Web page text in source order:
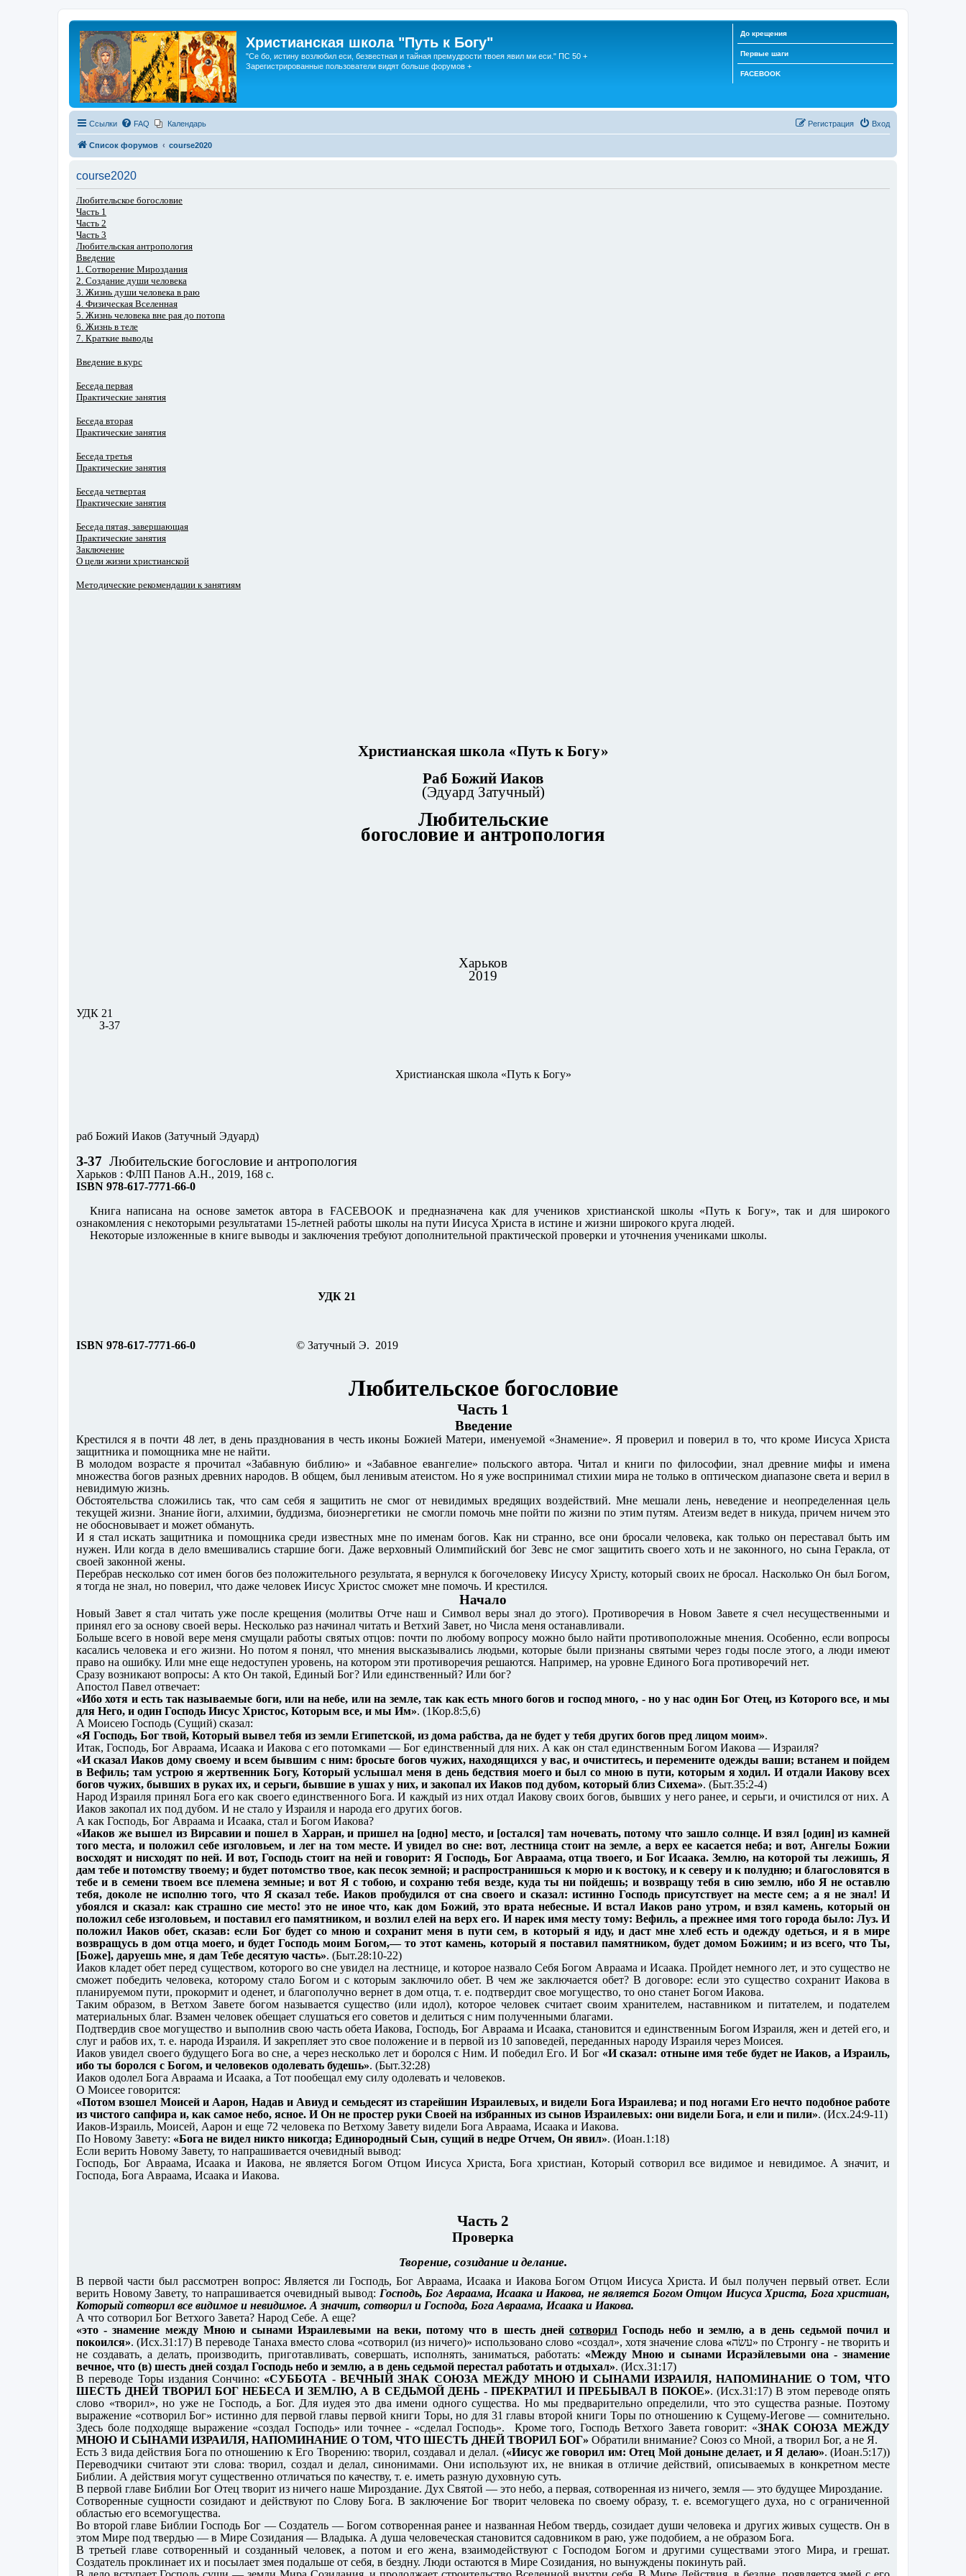
Христианская школа "Путь к Богу"
"Се бо, истину возлюбил еси, безвестная и тайная премудрости твоея явил ми еси." ПС 50 +
Зарегистрированные пользователи видят больше форумов +
До крещения
Первые шаги
FACEBOOK
Ссылки FAQ Календарь Вход
Регистрация
Список форумов course2020
course2020
Любительское богословие
Часть 1
Часть 2
Часть 3
Любительская антропология
Введение
1. Сотворение Мироздания
2. Создание души человека
3. Жизнь души человека в раю
4. Физическая Вселенная
5. Жизнь человека вне рая до потопа
6. Жизнь в теле
7. Краткие выводы
Введение в курс
Беседа первая
Практические занятия
Беседа вторая
Практические занятия
Беседа третья
Практические занятия
Беседа четвертая
Практические занятия
Беседа пятая, завершающая
Практические занятия
Заключение
О цели жизни христианской
Методические рекомендации к занятиям
Христианская школа «Путь к Богу»
Раб Божий Иаков
(Эдуард Затучный)
Любительские
богословие и антропология
Харьков
2019
УДК 21
З-37
Христианская школа «Путь к Богу»
раб Божий Иаков (Затучный Эдуард)
З-37 Любительские богословие и антропология
Харьков : ФЛП Панов А.Н., 2019, 168 с.
ISBN 978-617-7771-66-0
Книга написана на основе заметок автора в FACEBOOK и предназначена как для учеников христианской школы «Путь к Богу», так и для широкого
ознакомления с некоторыми результатами 15-летней работы школы на пути Иисуса Христа в истине и жизни широкого круга людей.
Некоторые изложенные в книге выводы и заключения требуют дополнительной практической проверки и уточнения учениками школы.
УДК 21
ISBN 978-617-7771-66-0 © Затучный Э. 2019
Любительское богословие
Часть 1
Введение
Крестился я в почти 48 лет, в день празднования в честь иконы Божией Матери, именуемой «Знамение». Я проверил и поверил в то, что кроме Иисуса Христа
защитника и помощника мне не найти.
В молодом возрасте я прочитал «Забавную библию» и «Забавное евангелие» польского автора. Читал и книги по философии, знал древние мифы и имена
множества богов разных древних народов. В общем, был ленивым атеистом. Но я уже воспринимал стихии мира не только в оптическом диапазоне света и верил в
невидимую жизнь.
Обстоятельства сложились так, что сам себя я защитить не смог от невидимых вредящих воздействий. Мне мешали лень, неведение и неопределенная цель
текущей жизни. Знание йоги, алхимии, буддизма, биоэнергетики не смогли помочь мне пойти по жизни по этим путям. Атеизм ведет в никуда, причем ничем это
не обосновывает и может обмануть.
И я стал искать защитника и помощника среди известных мне по именам богов. Как ни странно, все они бросали человека, как только он переставал быть им
нужен. Или когда в дело вмешивались старшие боги. Даже верховный Олимпийский бог Зевс не смог защитить своего хоть и не законного, но сына Геракла, от
своей законной жены.
Перебрав несколько сот имен богов без положительного результата, я вернулся к богочеловеку Иисусу Христу, который своих не бросал. Насколько Он был Богом,
я тогда не знал, но поверил, что даже человек Иисус Христос сможет мне помочь. И крестился.
Начало
Новый Завет я стал читать уже после крещения (молитвы Отче наш и Символ веры знал до этого). Противоречия в Новом Завете я счел несущественными и
принял его за основу своей веры. Несколько раз начинал читать и Ветхий Завет, но Числа меня останавливали.
Больше всего в новой вере меня смущали работы святых отцов: почти по любому вопросу можно было найти противоположные мнения. Особенно, если вопросы
касались человека и его жизни. Но потом я понял, что мнения высказывались людьми, которые были признаны святыми через годы после этого, а люди имеют
право на ошибку. Или мне еще недоступен уровень, на котором эти противоречия решаются. Например, на уровне Единого Бога противоречий нет.
Сразу возникают вопросы: А кто Он такой, Единый Бог? Или единственный? Или бог?
Апостол Павел отвечает:
«Ибо хотя и есть так называемые боги, или на небе, или на земле, так как есть много богов и господ много, - но у нас один Бог Отец, из Которого все, и мы
для Него, и один Господь Иисус Христос, Которым все, и мы Им». (1Кор.8:5,6)
А Моисею Господь (Сущий) сказал:
«Я Господь, Бог твой, Который вывел тебя из земли Египетской, из дома рабства, да не будет у тебя других богов пред лицом моим».
Итак, Господь, Бог Авраама, Исаака и Иакова с его потомками — Бог единственный для них. А как он стал единственным Богом Иакова — Израиля?
«И сказал Иаков дому своему и всем бывшим с ним: бросьте богов чужих, находящихся у вас, и очиститесь, и перемените одежды ваши; встанем и пойдем
в Вефиль; там устрою я жертвенник Богу, Который услышал меня в день бедствия моего и был со мною в пути, которым я ходил. И отдали Иакову всех
богов чужих, бывших в руках их, и серьги, бывшие в ушах у них, и закопал их Иаков под дубом, который близ Сихема». (Быт.35:2-4)
Народ Израиля принял Бога его как своего единственного Бога. И каждый из них отдал Иакову своих богов, бывших у него ранее, и серьги, и очистился от них. А
Иаков закопал их под дубом. И не стало у Израиля и народа его других богов.
А как Господь, Бог Авраама и Исаака, стал и Богом Иакова?
«Иаков же вышел из Вирсавии и пошел в Харран, и пришел на [одно] место, и [остался] там ночевать, потому что зашло солнце. И взял [один] из камней
того места, и положил себе изголовьем, и лег на том месте. И увидел во сне: вот, лестница стоит на земле, а верх ее касается неба; и вот, Ангелы Божии
восходят и нисходят по ней. И вот, Господь стоит на ней и говорит: Я Господь, Бог Авраама, отца твоего, и Бог Исаака. Землю, на которой ты лежишь, Я
дам тебе и потомству твоему; и будет потомство твое, как песок земной; и распространишься к морю и к востоку, и к северу и к полудню; и благословятся в
тебе и в семени твоем все племена земные; и вот Я с тобою, и сохраню тебя везде, куда ты ни пойдешь; и возвращу тебя в сию землю, ибо Я не оставлю
тебя, доколе не исполню того, что Я сказал тебе. Иаков пробудился от сна своего и сказал: истинно Господь присутствует на месте сем; а я не знал! И
убоялся и сказал: как страшно сие место! это не иное что, как дом Божий, это врата небесные. И встал Иаков рано утром, и взял камень, который он
положил себе изголовьем, и поставил его памятником, и возлил елей на верх его. И нарек имя месту тому: Вефиль, а прежнее имя того города было: Луз. И
положил Иаков обет, сказав: если Бог будет со мною и сохранит меня в пути сем, в который я иду, и даст мне хлеб есть и одежду одеться, и я в мире
возвращусь в дом отца моего, и будет Господь моим Богом,— то этот камень, который я поставил памятником, будет домом Божиим; и из всего, что Ты,
[Боже], даруешь мне, я дам Тебе десятую часть». (Быт.28:10-22)
Иаков кладет обет перед существом, которого во сне увидел на лестнице, и которое назвало Себя Богом Авраама и Исаака. Пройдет немного лет, и это существо не
сможет победить человека, которому стало Богом и с которым заключило обет. В чем же заключается обет? В договоре: если это существо сохранит Иакова в
планируемом пути, прокормит и оденет, и благополучно вернет в дом отца, т. е. подтвердит свое могущество, то оно станет Богом Иакова.
Таким образом, в Ветхом Завете богом называется существо (или идол), которое человек считает своим хранителем, наставником и питателем, и подателем
материальных благ. Взамен человек обещает слушаться его советов и делиться с ним полученными благами.
Подтвердив свое могущество и выполнив свою часть обета Иакова, Господь, Бог Авраама и Исаака, становится и единственным Богом Израиля, жен и детей его, и
слуг и рабов их, т. е. народа Израиля. И закрепляет это свое положение и в первой из 10 заповедей, переданных народу Израиля через Моисея.
Иаков увидел своего будущего Бога во сне, а через несколько лет и боролся с Ним. И победил Его. И Бог «И сказал: отныне имя тебе будет не Иаков, а Израиль,
ибо ты боролся с Богом, и человеков одолевать будешь». (Быт.32:28)
Иаков одолел Бога Авраама и Исаака, а Тот пообещал ему силу одолевать и человеков.
О Моисее говорится:
«Потом взошел Моисей и Аарон, Надав и Авиуд и семьдесят из старейшин Израилевых, и видели Бога Израилева; и под ногами Его нечто подобное работе
из чистого сапфира и, как самое небо, ясное. И Он не простер руки Своей на избранных из сынов Израилевых: они видели Бога, и ели и пили». (Исх.24:9-11)
Иаков-Израиль, Моисей, Аарон и еще 72 человека по Ветхому Завету видели Бога Авраама, Исаака и Иакова.
По Новому Завету: «Бога не видел никто никогда; Единородный Сын, сущий в недре Отчем, Он явил». (Иоан.1:18)
Если верить Новому Завету, то напрашивается очевидный вывод:
Господь, Бог Авраама, Исаака и Иакова, не является Богом Отцом Иисуса Христа, Бога христиан, Который сотворил все видимое и невидимое. А значит, и
Господа, Бога Авраама, Исаака и Иакова.
Часть 2
Проверка
Творение, созидание и делание.
В первой части был рассмотрен вопрос: Является ли Господь, Бог Авраама, Исаака и Иакова Богом Отцом Иисуса Христа. И был получен первый ответ. Если
верить Новому Завету, то напрашивается очевидный вывод: Господь, Бог Авраама, Исаака и Иакова, не является Богом Отцом Иисуса Христа, Бога христиан,
Который сотворил все видимое и невидимое. А значит, сотворил и Господа, Бога Авраама, Исаака и Иакова.
А что сотворил Бог Ветхого Завета? Народ Себе. А еще?
«это - знамение между Мною и сынами Израилевыми на веки, потому что в шесть дней сотворил Господь небо и землю, а в день седьмой почил и
покоился». (Исх.31:17) В переводе Танаха вместо слова «сотворил (из ничего)» использовано слово «создал», хотя значение слова «עשׂה‎» по Стронгу - не творить и
не создавать, а делать, производить, приготавливать, совершать, исполнять, заниматься, работать: «Между Мною и сынами Исраэйлевыми она - знамение
вечное, что (в) шесть дней создал Господь небо и землю, а в день седьмой перестал работать и отдыхал». (Исх.31:17)
В переводе Торы издания Сончино: «СУББОТА - ВЕЧНЫЙ ЗНАК СОЮЗА МЕЖДУ МНОЮ И СЫНАМИ ИЗРАИЛЯ, НАПОМИНАНИЕ О ТОМ, ЧТО
ШЕСТЬ ДНЕЙ ТВОРИЛ БОГ НЕБЕСА И ЗЕМЛЮ, А В СЕДЬМОЙ ДЕНЬ - ПРЕКРАТИЛ И ПРЕБЫВАЛ В ПОКОЕ». (Исх.31:17) В этом переводе опять
слово «творил», но уже не Господь, а Бог. Для иудея это два имени одного существа. Но мы предварительно определили, что это существа разные. Поэтому
выражение «сотворил Бог» истинно для первой главы первой книги Торы, но для 31 главы второй книги Торы по отношению к Сущему-Иегове — сомнительно.
Здесь боле подходяще выражение «создал Господь» или точнее - «сделал Господь». Кроме того, Господь Ветхого Завета говорит: «ЗНАК СОЮЗА МЕЖДУ
МНОЮ И СЫНАМИ ИЗРАИЛЯ, НАПОМИНАНИЕ О ТОМ, ЧТО ШЕСТЬ ДНЕЙ ТВОРИЛ БОГ» Обратили внимание? Союз со Мной, а творил Бог, а не Я.
Есть 3 вида действия Бога по отношению к Его Творению: творил, создавал и делал. («Иисус же говорил им: Отец Мой доныне делает, и Я делаю». (Иоан.5:17))
Переводчики считают эти слова: творил, создал и делал, синонимами. Они используют их, не вникая в отличие действий, описываемых в конкретном месте
Библии. А действия могут существенно отличаться по качеству, т. е. иметь разную духовную суть.
В первой главе Библии Бог Отец творит из ничего наше Мироздание. Дух Святой — это небо, а первая, сотворенная из ничего, земля — это будущее Мироздание.
Сотворенные сущности созидают и действуют по Слову Бога. В заключение Бог творит человека по своему образу, т. е. всемогущего духа, но с ограниченной
областью его всемогущества.
Во второй главе Библии Господь Бог — Создатель — Богом сотворенная ранее и названная Небом твердь, созидает души человека и других живых существ. Он в
этом Мире под твердью — в Мире Созидания — Владыка. А душа человеческая становится садовником в раю, уже подобием, а не образом Бога.
В третьей главе сотворенный и созданный человек, а потом и его жена, взаимодействуют с Господом Богом и другими существами этого Мира, и грешат.
Создатель проклинает их и посылает змея подальше от себя, в бездну. Люди остаются в Мире Созидания, но вынуждены покинуть рай.